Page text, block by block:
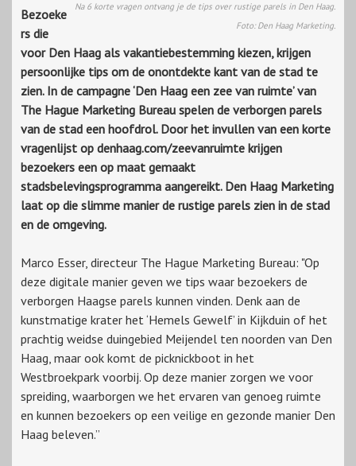
Na 6 korte vragen ontvang je de tips over rustige parels in Den Haag.
Foto: Den Haag Marketing.
Bezoeke
rs die
voor Den Haag als vakantiebestemming kiezen, krijgen
persoonlijke tips om de onontdekte kant van de stad te
zien. In de campagne ‘Den Haag een zee van ruimte’ van
The Hague Marketing Bureau spelen de verborgen parels
van de stad een hoofdrol. Door het invullen van een korte
vragenlijst op denhaag.com/zeevanruimte krijgen
bezoekers een op maat gemaakt
stadsbelevingsprogramma aangereikt. Den Haag Marketing
laat op die slimme manier de rustige parels zien in de stad
en de omgeving.
Marco Esser, directeur The Hague Marketing Bureau: "Op
deze digitale manier geven we tips waar bezoekers de
verborgen Haagse parels kunnen vinden. Denk aan de
kunstmatige krater het ‘Hemels Gewelf’ in Kijkduin of het
prachtig weidse duingebied Meijendel ten noorden van Den
Haag, maar ook komt de picknickboot in het
Westbroekpark voorbij. Op deze manier zorgen we voor
spreiding, waarborgen we het ervaren van genoeg ruimte
en kunnen bezoekers op een veilige en gezonde manier Den
Haag beleven.”